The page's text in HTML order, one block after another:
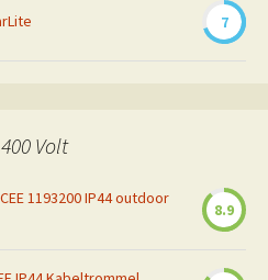
7
Volt
1193200 IP44 outdoor
8.9